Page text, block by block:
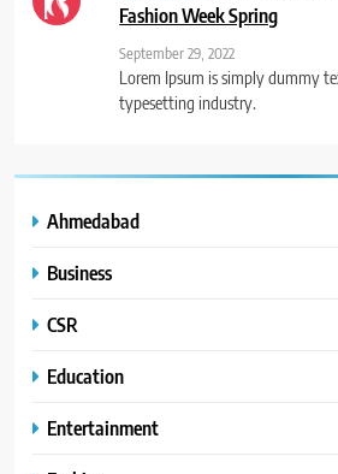
Fashion Week Spring
September 29, 2022
Lorem Ipsum is simply dummy
typesetting industry.
Ahmedabad
Business
CSR
Education
Entertainment